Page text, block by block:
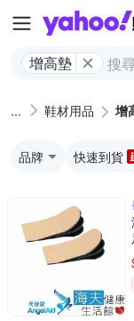
增高墊
鞋材用品 增
品牌 快速到貨